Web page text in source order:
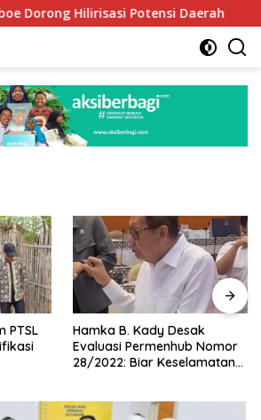
Hilirisasi Potensi Daerah
PTSL
Hamka B. Kady Desak
Evaluasi Permenhub Nomor
28/2022: Biar Keselamatan
SPB